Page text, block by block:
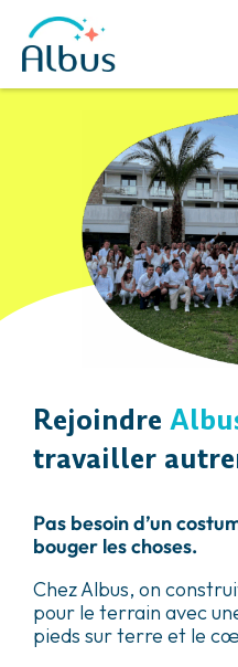
Rejoindre
travailler
Pas besoin d’un
bouger les choses.
Chez Albus, on
pour le terrain avec
pieds sur terre et le